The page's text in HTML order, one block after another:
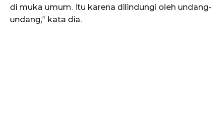
di muka umum. Itu karena dilindungi oleh undang-
undang,” kata dia.